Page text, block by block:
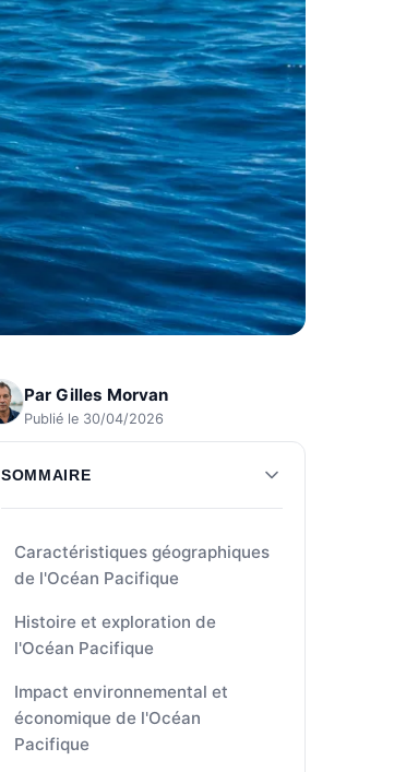
Par Gilles Morvan
Publié le 30/04/2026
SOMMAIRE
Caractéristiques géographiques
de l'Océan Pacifique
Histoire et exploration de
l'Océan Pacifique
Impact environnemental et
économique de l'Océan
Pacifique